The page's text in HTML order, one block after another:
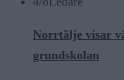
Norrtälje visar
grundskolan